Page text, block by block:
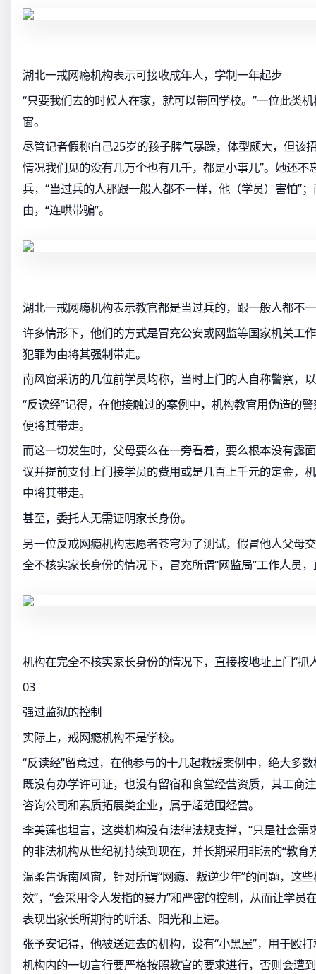
湖北一戒网瘾机构表示可接收成年人，学制一年起步
“只要我们去的时候人在家，就可以带回学校。”一位此类
窗。
尽管记者假称自己25岁的孩子脾气暴躁，体型颇大，但该
情况我们见的没有几万个也有几千，都是小事儿”。她还不
兵，“当过兵的人那跟一般人都不一样，他（学员）害怕”
由，“连哄带骗”。
湖北一戒网瘾机构表示教官都是当过兵的，跟一般人都不
许多情形下，他们的方式是冒充公安或网监等国家机关工
犯罪为由将其强制带走。
南风窗采访的几位前学员均称，当时上门的人自称警察，
“反读经”记得，在他接触过的案例中，机构教官用伪造的
便将其带走。
而这一切发生时，父母要么在一旁看着，要么根本没有露
议并提前支付上门接学员的费用或是几百上千元的定金，
中将其带走。
甚至，委托人无需证明家长身份。
另一位反戒网瘾机构志愿者苍穹为了测试，假冒他人父母
全不核实家长身份的情况下，冒充所谓“网监局”工作人员
机构在完全不核实家长身份的情况下，直接按地址上门“抓
03
强过监狱的控制
实际上，戒网瘾机构不是学校。
“反读经”留意过，在他参与的十几起救援案例中，绝大多
既没有办学许可证，也没有留宿和食堂经营资质，其工商
咨询公司和素质拓展类企业，属于超范围经营。
李美莲也坦言，这类机构没有法律法规支撑，“只是社会需
的非法机构从世纪初持续到现在，并长期采用非法的“教育
温柔告诉南风窗，针对所谓“网瘾、叛逆少年”的问题，这
效”，“会采用令人发指的暴力”和严密的控制，从而让学员
表现出家长所期待的听话、阳光和上进。
张予安记得，他被送进去的机构，设有“小黑屋”，用于殴
机构内的一切言行要严格按照教官的要求进行，否则会遭